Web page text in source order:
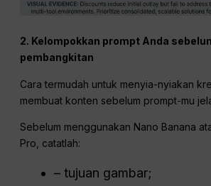
2. Kelompokkan prompt Anda
pembangkitan
Cara termudah untuk menyia-nyiakan
membuat konten sebelum prompt-mu
Sebelum menggunakan Nano Banana
Pro, catatlah:
– tujuan gambar;